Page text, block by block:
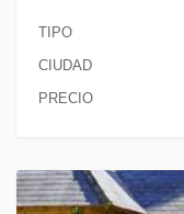
TIPO
CIUDAD
PRECIO